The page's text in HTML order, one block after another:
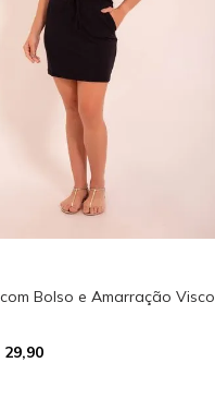
Bolso e Amarração Visco
29,90